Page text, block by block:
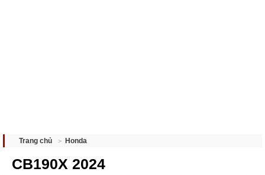
Trang chủ Honda
CB190X 2024